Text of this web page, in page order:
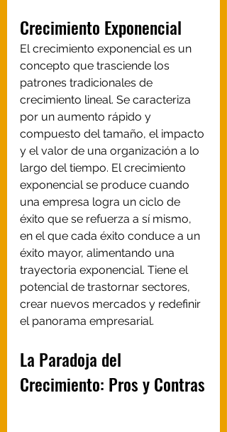
Crecimiento Exponencial
El crecimiento exponencial es un
concepto que trasciende los
patrones tradicionales de
crecimiento lineal. Se caracteriza
por un aumento rápido y
compuesto del tamaño, el impacto
y el valor de una organización a lo
largo del tiempo. El crecimiento
exponencial se produce cuando
una empresa logra un ciclo de
éxito que se refuerza a sí mismo,
en el que cada éxito conduce a un
éxito mayor, alimentando una
trayectoria exponencial. Tiene el
potencial de trastornar sectores,
crear nuevos mercados y redefinir
el panorama empresarial.
La Paradoja del
Crecimiento: Pros y Contras